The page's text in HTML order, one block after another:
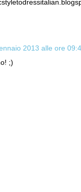
2013 alle ore
;)